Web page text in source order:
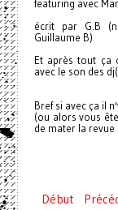
featuring avec
écrit par G.B
Guillaume B)
Et après tout ça
avec le son des
Bref si avec ça il
(ou alors vous
de mater la revue
Début